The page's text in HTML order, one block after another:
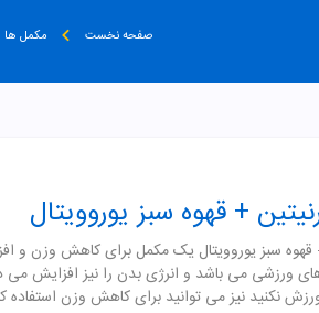
صفحه نخست مکمل ها
+ قهوه سبز یوروویتال
+ قهوه سبز یوروویتال یک مکمل برای کاهش وزن و
ورزشی می باشد و انرژی بدن را نیز افزایش
نکنید نیز می توانید برای کاهش وزن استفاده